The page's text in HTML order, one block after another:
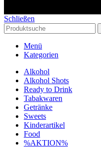
Schließen
Menü
Kategorien
Alkohol
Alkohol Shots
Ready to Drink
Tabakwaren
Getränke
Sweets
Kinderartikel
Food
%AKTION%